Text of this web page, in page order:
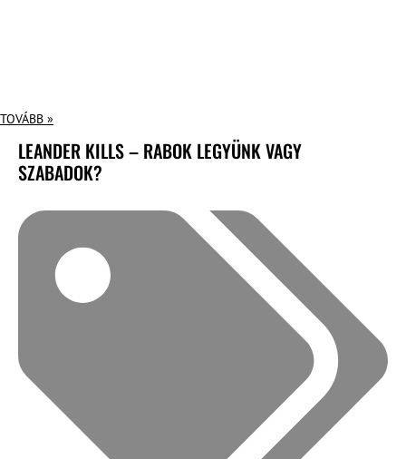
TOVÁBB »
LEANDER KILLS – RABOK LEGYÜNK VAGY
SZABADOK?